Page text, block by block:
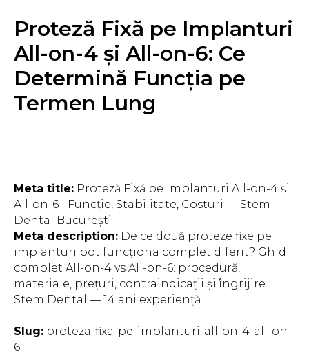
Proteză Fixă pe Implanturi
All-on-4 și All-on-6: Ce
Determină Funcția pe
Termen Lung
Meta title: Proteză Fixă pe Implanturi All-on-4 și
All-on-6 | Funcție, Stabilitate, Costuri — Stem
Dental București
Meta description: De ce două proteze fixe pe
implanturi pot funcționa complet diferit? Ghid
complet All-on-4 vs All-on-6: procedură,
materiale, prețuri, contraindicații și îngrijire.
Stem Dental — 14 ani experiență.
Slug: proteza-fixa-pe-implanturi-all-on-4-all-on-
6